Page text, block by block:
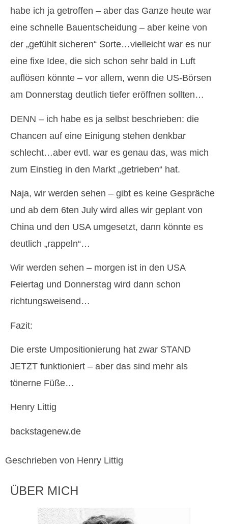
habe ich ja getroffen – aber das Ganze heute war
eine schnelle Bauentscheidung – aber keine von
der „gefühlt sicheren“ Sorte…vielleicht war es nur
eine fixe Idee, die sich schon sehr bald in Luft
auflösen könnte – vor allem, wenn die US-Börsen
am Donnerstag deutlich tiefer eröffnen sollten…
DENN – ich habe es ja selbst beschrieben: die
Chancen auf eine Einigung stehen denkbar
schlecht…aber evtl. war es genau das, was mich
zum Einstieg in den Markt „getrieben“ hat.
Naja, wir werden sehen – gibt es keine Gespräche
und ab dem 6ten July wird alles wir geplant von
China und den USA umgesetzt, dann könnte es
deutlich „rappeln“…
Wir werden sehen – morgen ist in den USA
Feiertag und Donnerstag wird dann schon
richtungsweisend…
Fazit:
Die erste Umpositionierung hat zwar STAND
JETZT funktioniert – aber das sind mehr als
tönerne Füße…
Henry Littig
backstagenew.de
Geschrieben von Henry Littig
ÜBER MICH